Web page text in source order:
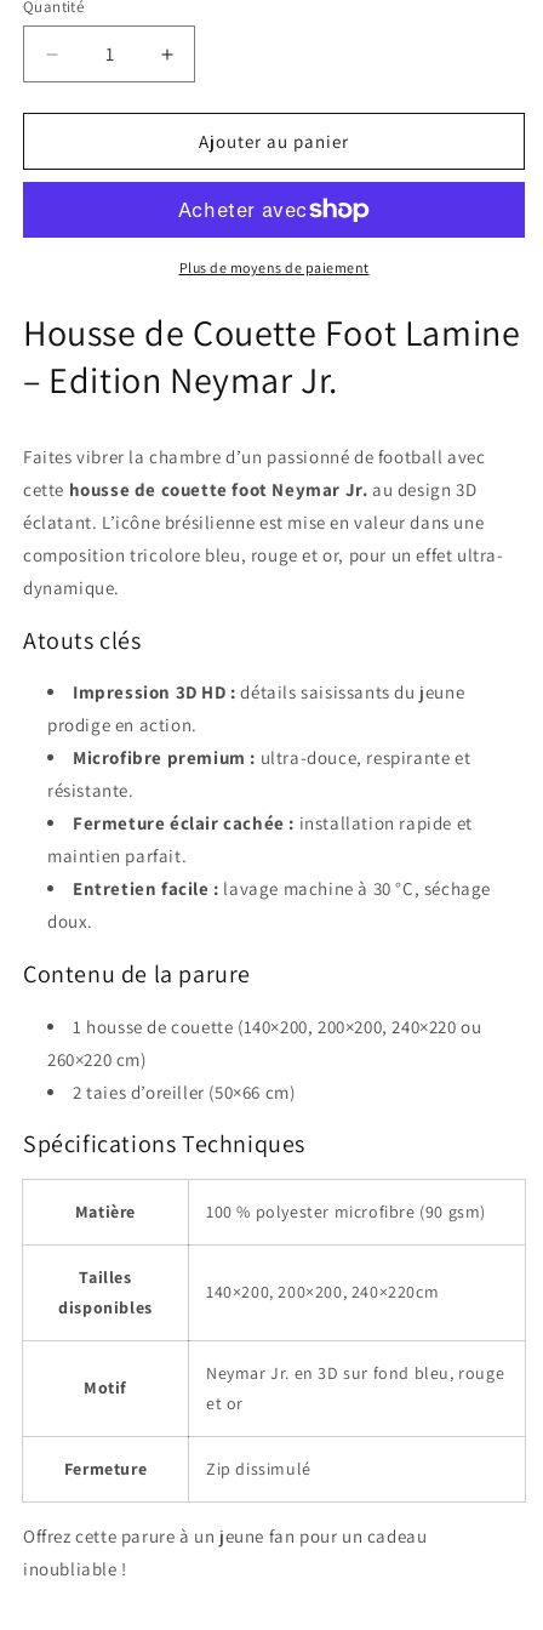
Quantité
Réduire
la
quantité
Housse
Foot
Augmenter
la
quantité
Housse
Couette
Foot
Lamine
Ajouter au panier
Plus de moyens de paiement
Housse de Couette Foot Lamine
– Edition Neymar Jr.
Faites vibrer la chambre d’un passionné de football avec
cette housse de couette foot Neymar Jr. au design 3D
éclatant. L’icône brésilienne est mise en valeur dans une
composition tricolore bleu, rouge et or, pour un effet ultra-
dynamique.
Atouts clés
Impression 3D HD : détails saisissants du jeune
prodige en action.
Microfibre premium : ultra-douce, respirante et
résistante.
Fermeture éclair cachée : installation rapide et
maintien parfait.
Entretien facile : lavage machine à 30 °C, séchage
doux.
Contenu de la parure
1 housse de couette (140×200, 200×200, 240×220 ou
260×220 cm)
2 taies d’oreiller (50×66 cm)
Spécifications Techniques
Matière 100 % polyester microfibre (90 gsm)
Tailles
disponibles
140×200, 200×200, 240×220cm
Motif
Neymar Jr. en 3D sur fond bleu, rouge
et or
Fermeture Zip dissimulé
Offrez cette parure à un jeune fan pour un cadeau
inoubliable !